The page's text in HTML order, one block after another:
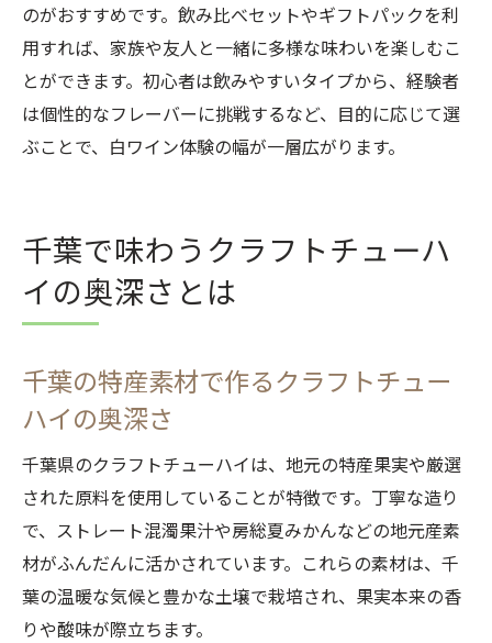
のがおすすめです。飲み比べセットやギフトパックを利
用すれば、家族や友人と一緒に多様な味わいを楽しむこ
とができます。初心者は飲みやすいタイプから、経験者
は個性的なフレーバーに挑戦するなど、目的に応じて選
ぶことで、白ワイン体験の幅が一層広がります。
千葉で味わうクラフトチューハ
イの奥深さとは
千葉の特産素材で作るクラフトチュー
ハイの奥深さ
千葉県のクラフトチューハイは、地元の特産果実や厳選
された原料を使用していることが特徴です。丁寧な造り
で、ストレート混濁果汁や房総夏みかんなどの地元産素
材がふんだんに活かされています。これらの素材は、千
葉の温暖な気候と豊かな土壌で栽培され、果実本来の香
りや酸味が際立ちます。